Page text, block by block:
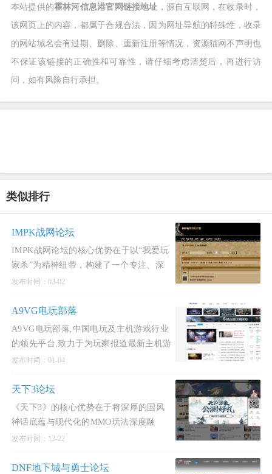
本站提供的霍林河信息港官网链接地址 ，源自互联网，在收录时，
该网页上的内容，都属于合规合法，因为网址导航的特殊性，收录
的网站域名会有过期、删除、重新注册等情况，资源猫网不声明也
不保证该链接的正确性和可靠性，请仔细考虑清楚后，再进行访
问，如有风险自行承担。
类似排行
IMPK战网论坛
IMPK战网论坛的核心优势在于以“我爱玩
家杀”为精神纽带，构建了一个专注、深
度、充满情怀的《暗黑破坏神》玩家社
发布时间：03-02
A9VG电玩部落
A9VG电玩部落,中国电玩及主机游戏行业
的领先平台,致力于为玩家报道最新主机游
戏独家资讯，PS4和Xbox One等主机电视
发布时间：01-04
天下3论坛
《天下3》的核心优势在于将深厚的国风
神话底蕴与现代化的MMO玩法深度融
合，在战斗自由度、成长个性化、社交多
发布时间：12-22
DNF地下城与勇士论坛